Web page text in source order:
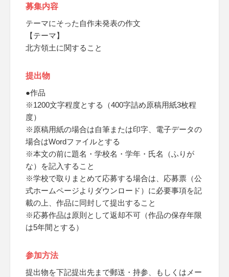
募集内容
テーマにそった自作未発表の作文
【テーマ】
北方領土に関すること
提出物
●作品
※1200文字程度とする（400字詰め原稿用紙3枚程
度）
※原稿用紙の場合は自筆または印字、電子データの
場合はWordファイルとする
※本文の前に題名・学校名・学年・氏名（ふりが
な）を記入すること
※学校で取りまとめて応募する場合は、応募票（公
式ホームページよりダウンロード）に必要事項を記
載の上、作品に同封して提出すること
※応募作品は原則として返却不可（作品の保存年限
は5年間とする）
参加方法
提出物を下記提出先まで郵送・持参、もしくはメー